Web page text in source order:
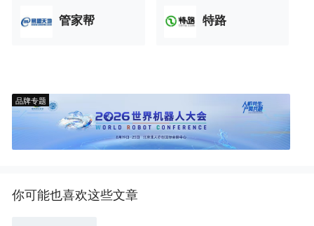
管家帮 特路
品牌专题
你可能也喜欢这些文章